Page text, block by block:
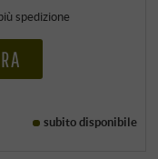
più spedizione
subito disponibile